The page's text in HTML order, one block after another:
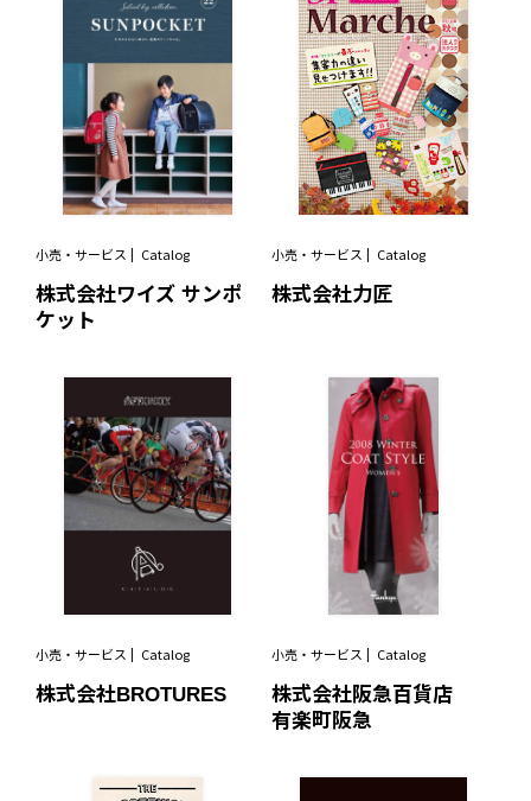
小売・サービス Catalog
株式会社ワイズ サンポ
ケット
小売・サービス Catalog
株式会社力匠
小売・サービス Catalog
株式会社BROTURES
小売・サービス Catalog
株式会社阪急百貨店
有楽町阪急